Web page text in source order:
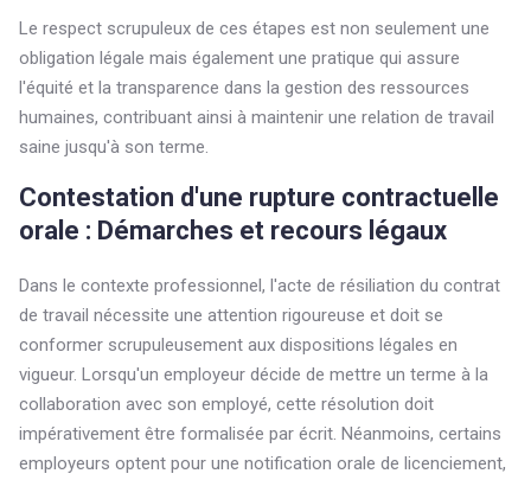
Le respect scrupuleux de ces étapes est non seulement une
obligation légale mais également une pratique qui assure
l'équité et la transparence dans la gestion des ressources
humaines, contribuant ainsi à maintenir une relation de travail
saine jusqu'à son terme.
Contestation d'une rupture contractuelle
orale : Démarches et recours légaux
Dans le contexte professionnel, l'acte de résiliation du contrat
de travail nécessite une attention rigoureuse et doit se
conformer scrupuleusement aux dispositions légales en
vigueur. Lorsqu'un employeur décide de mettre un terme à la
collaboration avec son employé, cette résolution doit
impérativement être formalisée par écrit. Néanmoins, certains
employeurs optent pour une notification orale de licenciement,